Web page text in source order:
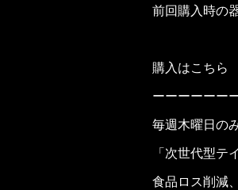
前回購入時の
購入はこちら
ーーーーーー
毎週木曜日の
「次世代型テ
食品ロス削減